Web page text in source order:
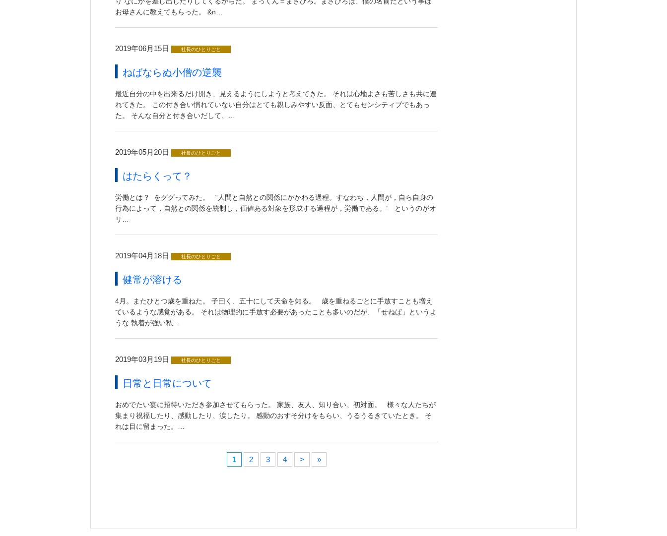
お母さんに教えてもらった。 &n…
2019年06月15日 社長のひとりごと
ねばならぬ小僧の逆襲
最近自分の中を出来るだけ開き、見えるようにしようと考えてきた。 それは心地よさも苦しさも共に連
れてきた。 この付き合い慣れていない自分はとても親しみやすい反面、とてもセンシティブでもあっ
た。 そんな自分と付き合いだして、…
2019年05月20日 社長のひとりごと
はたらくって？
労働とは？ をググってみた。 “人間と自然との関係にかかわる過程。すなわち，人間が，自ら自身の
行為によって，自然との関係を統制し，価値ある対象を形成する過程が，労働である。” というのがオ
リ…
2019年04月18日 社長のひとりごと
健常が溶ける
4月。またひとつ歳を重ねた。 子曰く、五十にして天命を知る。 歳を重ねるごとに手放すことも増え
ているような感覚がある。 それは物理的に手放す必要があったことも多いのだが、「せねば」というよ
うな 執着が強い私…
2019年03月19日 社長のひとりごと
日常と日常について
おめでたい宴に招待いただき参加させてもらった。 家族、友人、知り合い、初対面。 様々な人たちが
集まり祝福したり、感動したり、涙したり。 感動のおすそ分けをもらい、うるうるきていたとき。 そ
れは目に留まった。…
1 2 3 4 > »